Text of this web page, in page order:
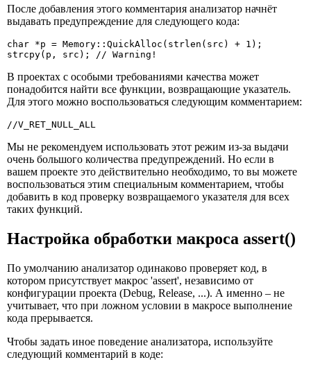
После добавления этого комментария анализатор начнёт
выдавать предупреждение для следующего кода:
char *p = Memory::QuickAlloc(strlen(src) + 1);
strcpy(p, src); // Warning!
В проектах с особыми требованиями качества может
понадобится найти все функции, возвращающие указатель.
Для этого можно воспользоваться следующим комментарием:
//V_RET_NULL_ALL
Мы не рекомендуем использовать этот режим из-за выдачи
очень большого количества предупреждений. Но если в
вашем проекте это действительно необходимо, то вы можете
воспользоваться этим специальным комментарием, чтобы
добавить в код проверку возвращаемого указателя для всех
таких функций.
Настройка обработки макроса assert()
По умолчанию анализатор одинаково проверяет код, в
котором присутствует макрос 'assert', независимо от
конфигурации проекта (Debug, Release, ...). А именно – не
учитывает, что при ложном условии в макросе выполнение
кода прерывается.
Чтобы задать иное поведение анализатора, используйте
следующий комментарий в коде: